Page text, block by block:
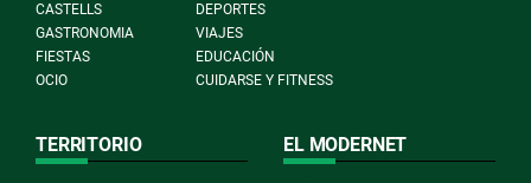
CASTELLS
DEPORTES
GASTRONOMIA
VIAJES
FIESTAS
EDUCACIÓN
OCIO
CUIDARSE Y FITNESS
TERRITORIO EL MODERNET